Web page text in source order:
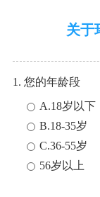
关于
1. 您的年龄段
A.18岁以下
B.18-35岁
C.36-55岁
56岁以上